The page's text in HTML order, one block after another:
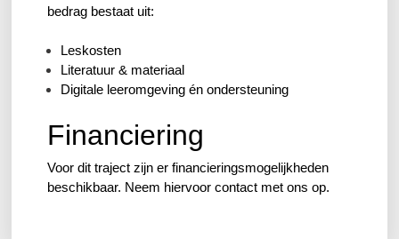
bedrag bestaat uit:
Leskosten
Literatuur & materiaal
Digitale leeromgeving én ondersteuning
Financiering
Voor dit traject zijn er financieringsmogelijkheden
beschikbaar. Neem hiervoor contact met ons op.